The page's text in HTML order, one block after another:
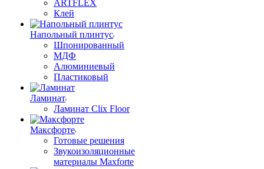
ARTFLEX
Клей
Напольный плинтус
Шпонированный
МДФ
Алюминиевый
Пластиковый
Ламинат
Ламинат Clix Floor
Максфорте
Готовые решения
Звукоизоляционные
материалы Maxforte